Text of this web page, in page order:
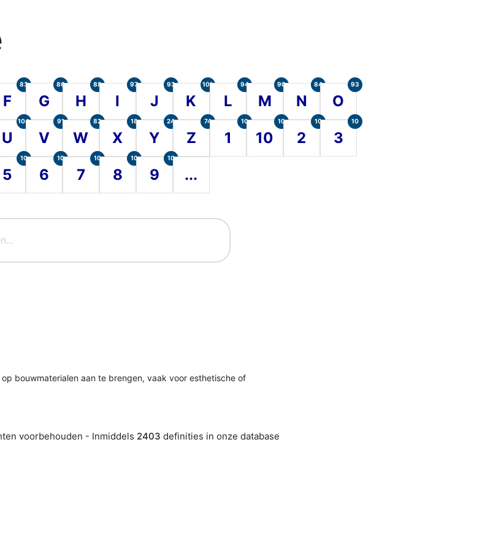
F
83
G
86
H
88
I
97
J
93
K
101
L
94
M
90
N
84
O
93
U
104
V
91
W
82
X
18
Y
24
Z
74
1
10
10
10
2
10
3
10
5
10
6
10
7
10
8
10
9
10
...
bouwmaterialen aan te brengen, vaak voor esthetische of
voorbehouden - Inmiddels 2403 definities in onze database